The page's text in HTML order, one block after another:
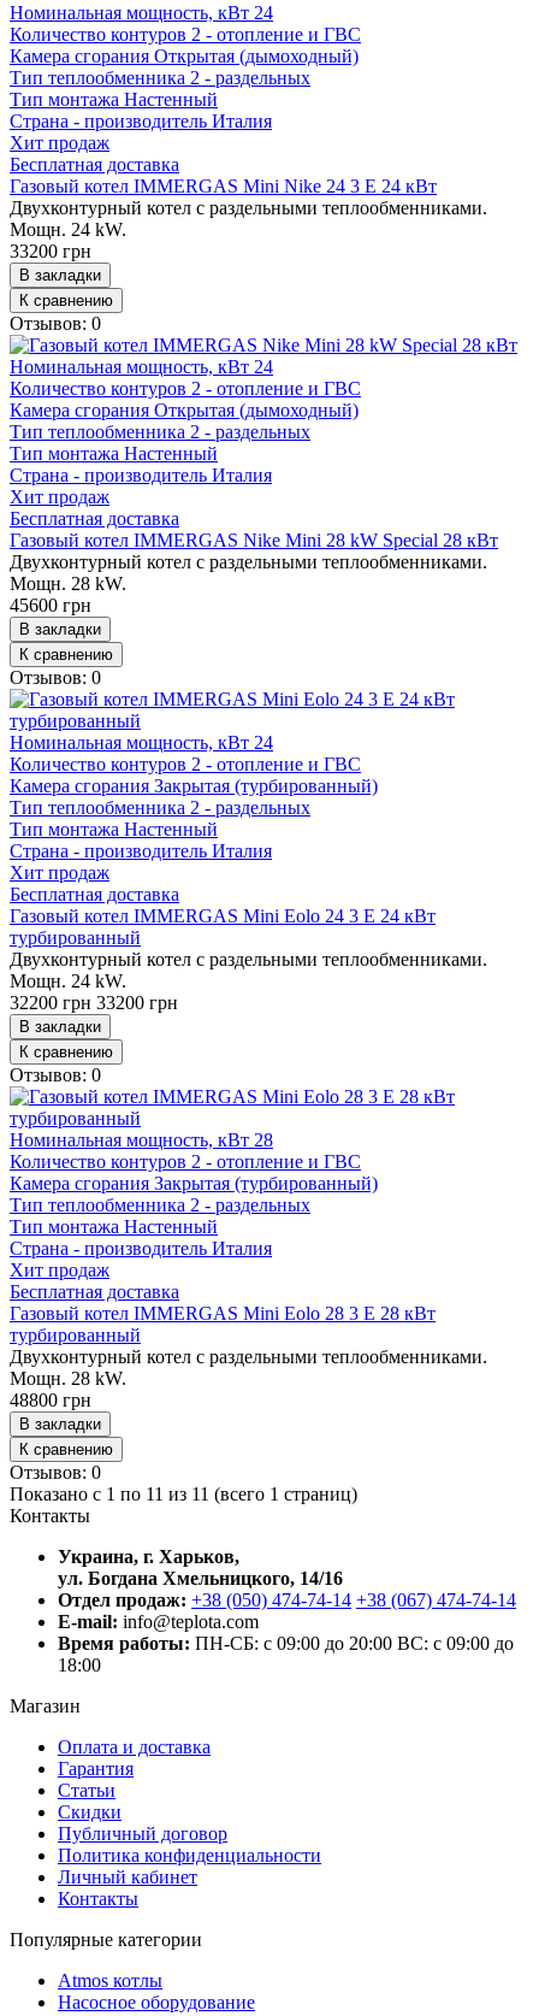
Номинальная мощность, кВт 24
Количество контуров 2 - отопление и ГВС
Камера сгорания Открытая (дымоходный)
Тип теплообменника 2 - раздельных
Тип монтажа Настенный
Страна - производитель Италия
Хит продаж
Бесплатная доставка
Газовый котел IMMERGAS Mini Nike 24 3 E 24 кВт
Двухконтурный котел с раздельными теплообменниками.
Мощн. 24 kW.
33200 грн
В закладки
К сравнению
Отзывов: 0
Номинальная мощность, кВт 24
Количество контуров 2 - отопление и ГВС
Камера сгорания Открытая (дымоходный)
Тип теплообменника 2 - раздельных
Тип монтажа Настенный
Страна - производитель Италия
Хит продаж
Бесплатная доставка
Газовый котел IMMERGAS Nike Mini 28 kW Special 28 кВт
Двухконтурный котел с раздельными теплообменниками.
Мощн. 28 kW.
45600 грн
В закладки
К сравнению
Отзывов: 0
Номинальная мощность, кВт 24
Количество контуров 2 - отопление и ГВС
Камера сгорания Закрытая (турбированный)
Тип теплообменника 2 - раздельных
Тип монтажа Настенный
Страна - производитель Италия
Хит продаж
Бесплатная доставка
Газовый котел IMMERGAS Mini Eolo 24 3 E 24 кВт
турбированный
Двухконтурный котел с раздельными теплообменниками.
Мощн. 24 kW.
32200 грн 33200 грн
В закладки
К сравнению
Отзывов: 0
Номинальная мощность, кВт 28
Количество контуров 2 - отопление и ГВС
Камера сгорания Закрытая (турбированный)
Тип теплообменника 2 - раздельных
Тип монтажа Настенный
Страна - производитель Италия
Хит продаж
Бесплатная доставка
Газовый котел IMMERGAS Mini Eolo 28 3 E 28 кВт
турбированный
Двухконтурный котел с раздельными теплообменниками.
Мощн. 28 kW.
48800 грн
В закладки
К сравнению
Отзывов: 0
Показано с 1 по 11 из 11 (всего 1 страниц)
Контакты
Украина, г. Харьков,
ул. Богдана Хмельницкого, 14/16
Отдел продаж: +38 (050) 474-74-14 +38 (067) 474-74-14
E-mail: info@teplota.com
Время работы: ПН-СБ: с 09:00 до 20:00 ВС: с 09:00 до
18:00
Магазин
Оплата и доставка
Гарантия
Статьи
Скидки
Публичный договор
Политика конфиденциальности
Личный кабинет
Контакты
Популярные категории
Atmos котлы
Насосное оборудование